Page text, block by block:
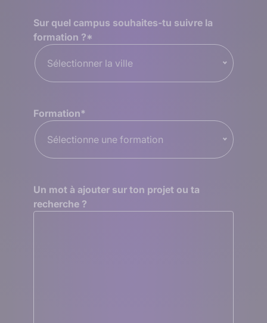
Sur quel campus souhaites-tu suivre la
formation ?*
Sélectionner la ville
Formation*
Sélectionne une formation
Un mot à ajouter sur ton projet ou ta
recherche ?